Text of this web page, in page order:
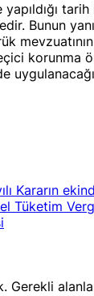
Bunun
korunma
Kararın
Tüketim
Gerekli